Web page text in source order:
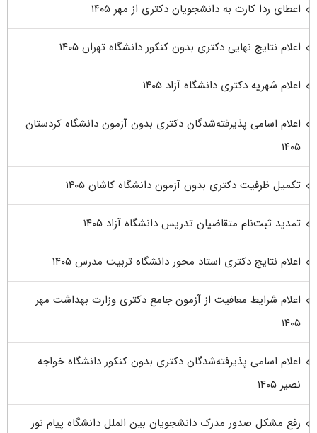
اعطای ردا کارت به دانشجویان دکتری از مهر ۱۴۰۵
اعلام نتایج نهایی دکتری بدون کنکور دانشگاه تهران ۱۴۰۵
اعلام شهریه دکتری دانشگاه آزاد ۱۴۰۵
اعلام اسامی پذیرفته‌شدگان دکتری بدون آزمون دانشگاه کردستان
۱۴۰۵
تکمیل ظرفیت دکتری بدون آزمون دانشگاه کاشان ۱۴۰۵
تمدید ثبت‌نام متقاضیان تدریس دانشگاه آزاد ۱۴۰۵
اعلام نتایج دکتری استاد محور دانشگاه تربیت مدرس ۱۴۰۵
اعلام شرایط معافیت از آزمون جامع دکتری وزارت بهداشت مهر
۱۴۰۵
اعلام اسامی پذیرفته‌شدگان دکتری بدون کنکور دانشگاه خواجه
نصیر ۱۴۰۵
رفع مشکل صدور مدرک دانشجویان بین الملل دانشگاه پیام نور